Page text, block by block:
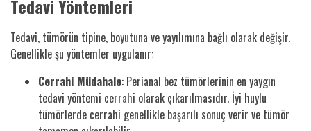
Tedavi Yöntemleri
Tedavi, tümörün tipine, boyutuna ve yayılımına bağlı olarak değişir.
Genellikle şu yöntemler uygulanır:
Cerrahi Müdahale: Perianal bez tümörlerinin en yaygın
tedavi yöntemi cerrahi olarak çıkarılmasıdır. İyi huylu
tümörlerde cerrahi genellikle başarılı sonuç verir ve tümör